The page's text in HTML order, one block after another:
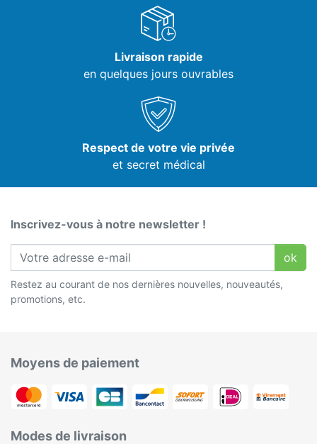
Livraison rapide
en quelques jours ouvrables
Respect de votre vie privée
et secret médical
Inscrivez-vous à notre newsletter !
ok
Restez au courant de nos dernières nouvelles, nouveautés,
promotions, etc.
Moyens de paiement
Modes de livraison